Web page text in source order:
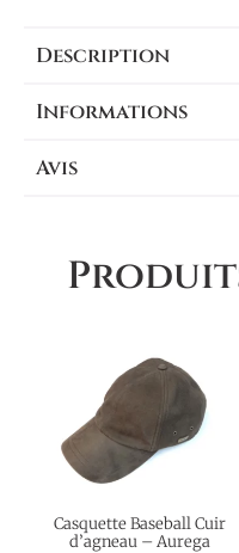
Description
Informations
Avis
Casquette Baseball Cuir
d’agneau – Aurega